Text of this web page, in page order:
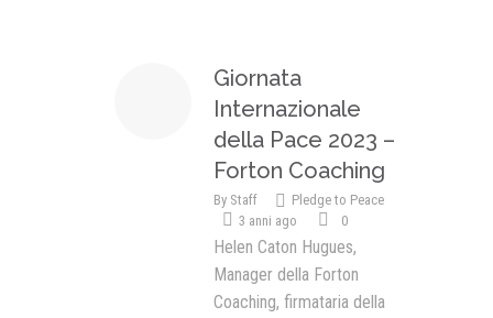
Giornata
Internazionale
della Pace 2023 –
Forton Coaching
By Staff
Pledge to Peace
3 anni ago
0
Helen Caton Hugues,
Manager della Forton
Coaching, firmataria della